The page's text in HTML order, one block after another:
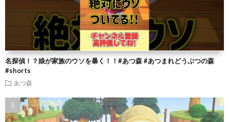
名探偵！？娘が家族のウソを暴く！！#あつ森 #あつまれどうぶつの森
#shorts
あつ森